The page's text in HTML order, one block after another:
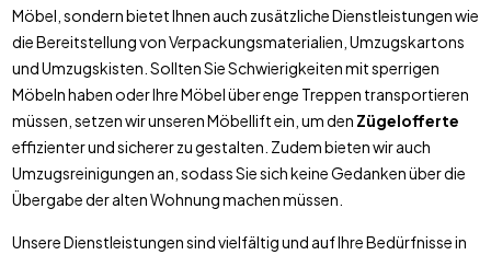
Möbel, sondern bietet Ihnen auch zusätzliche Dienstleistungen wie
die Bereitstellung von Verpackungsmaterialien, Umzugskartons
und Umzugskisten. Sollten Sie Schwierigkeiten mit sperrigen
Möbeln haben oder Ihre Möbel über enge Treppen transportieren
müssen, setzen wir unseren Möbellift ein, um den Zügelofferte
effizienter und sicherer zu gestalten. Zudem bieten wir auch
Umzugsreinigungen an, sodass Sie sich keine Gedanken über die
Übergabe der alten Wohnung machen müssen.
Unsere Dienstleistungen sind vielfältig und auf Ihre Bedürfnisse in